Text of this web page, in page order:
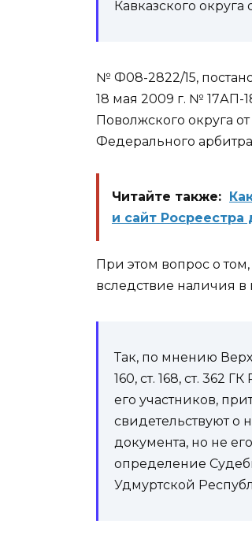
Кавказского округа
№ Ф08-2822/15,
18 мая 2009 г. № 17АП-
Поволжского округа
Федерального
Читайте также:
и сайт
При этом вопрос о
вследствие наличия
Так, по мнению
160, ст. 168, ст. 362
его участников,
свидетельствуют о
документа, но не
определение
Удмуртской